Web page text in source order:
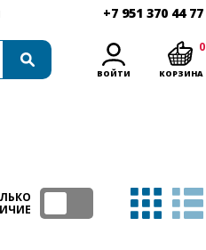
+7 951 370 44 77
ВОЙТИ КОРЗИНА
0